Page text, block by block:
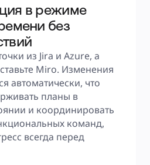
в режиме
без
из Jira и Azure, а
Miro. Изменения
автоматически, что
планы в
и координировать
команд,
всегда перед